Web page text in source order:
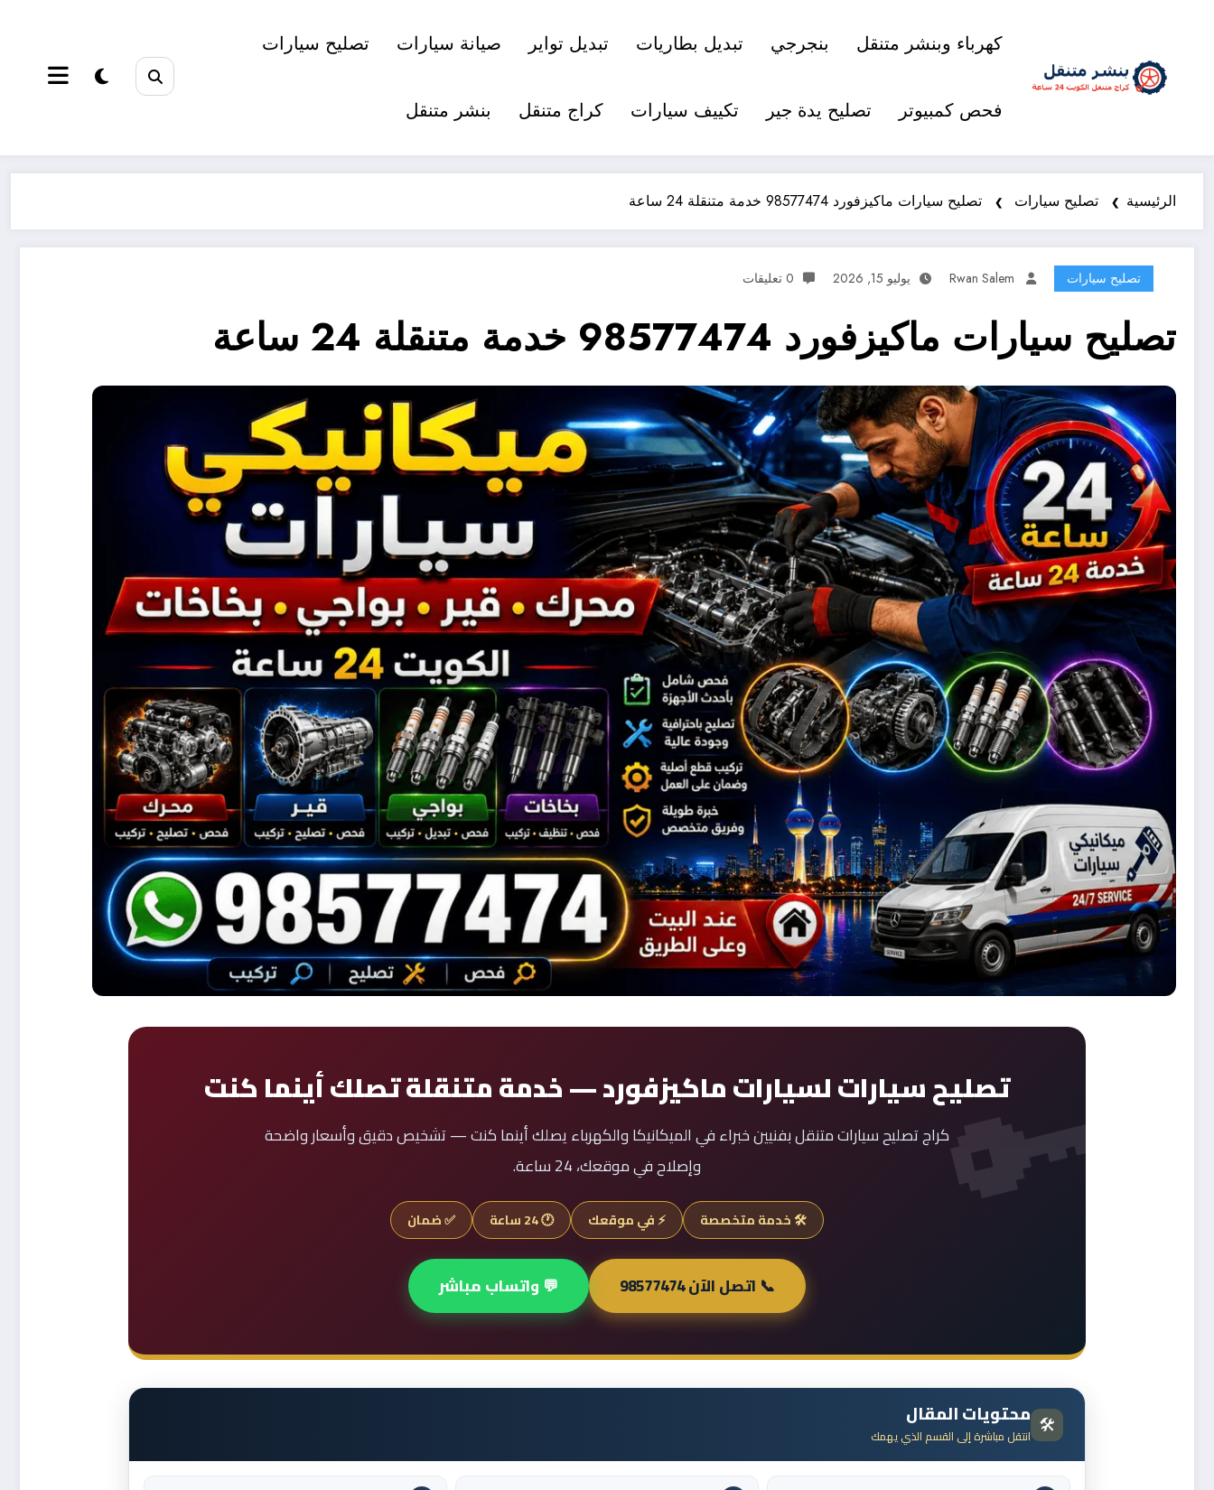
كهرباء وبنشر متنقل بنجرجي تبديل بطاريات تبديل تواير صيانة سيارات تصليح سيارات
فحص كمبيوتر تصليح يدة جير تكييف سيارات كراج متنقل بنشر متنقل
الرئيسية تصليح سيارات تصليح سيارات ماكيزفورد 98577474 خدمة متنقلة 24 ساعة
تصليح سيارات Rwan Salem يوليو 15, 2026 0 تعليقات
تصليح سيارات ماكيزفورد 98577474 خدمة متنقلة 24 ساعة
تصليح سيارات لسيارات ماكيزفورد — خدمة متنقلة تصلك أينما كنت
كراج تصليح سيارات متنقل بفنيين خبراء في الميكانيكا والكهرباء يصلك أينما كنت — تشخيص دقيق وأسعار واضحة
وإصلاح في موقعك، 24 ساعة.
🛠️ خدمة متخصصة ⚡ في موقعك 🕐 24 ساعة ✅ ضمان
📞 اتصل الآن 98577474 💬 واتساب مباشر
🛠️ محتويات المقال
انتقل مباشرة إلى القسم الذي يهمك